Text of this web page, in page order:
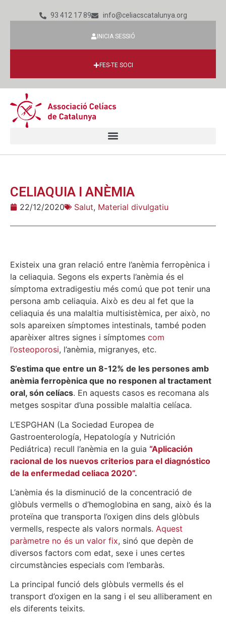
93 412 17 89 info@celiacscatalunya.org
INICIA SESSIÓ
FES-TE SOCI
CELIAQUIA I ANÈMIA
22/12/2020 Salut, Material divulgatiu
Existeix una gran relació entre l’anèmia ferropènica i
la celiaquia. Segons els experts l’anèmia és el
símptoma extradigestiu més comú que pot tenir una
persona amb celiaquia. Això es deu al fet que la
celiaquia és una malaltia multisistèmica, per això, no
sols apareixen símptomes intestinals, també poden
aparèixer altres signes i símptomes com
l’osteoporosi, l’anèmia, migranyes, etc.
S’estima que entre un 8-12% de les persones amb
anèmia ferropènica que no responen al tractament
oral, són celíacs. En aquests casos es recomana als
metges sospitar d’una possible malaltia celíaca.
L’ESPGHAN (La Sociedad Europea de
Gastroenterología, Hepatología y Nutrición
Pediátrica) recull l’anèmia en la guia “Aplicación
racional de los nuevos criterios para el diagnóstico
de la enfermedad celiaca 2020”.
L’anèmia és la disminució de la concentració de
glòbuls vermells o d’hemoglobina en sang, això és la
proteïna que transporta l’oxigen dins dels glòbuls
vermells, respecte als valors normals. Aquest
paràmetre no és un valor fix, sinó que depèn de
diversos factors com edat, sexe i unes certes
circumstàncies especials com l’embaràs.
La principal funció dels glòbuls vermells és el
transport d’oxigen en la sang i el seu alliberament en
els diferents teixits.